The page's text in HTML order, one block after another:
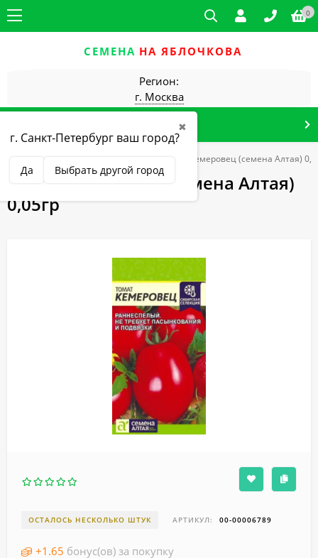
0
СЕМЕНА НА ЯБЛОЧКОВА
Регион:
г. Москва
✖
г. Санкт-Петербург ваш город?
Да Выбрать другой город
Томаты, перец, баклажаны Томат Кемеровец (семена Алтая)
Томат Кемеровец (семена Алтая)
0,05гр
ОСТАЛОСЬ НЕСКОЛЬКО ШТУК АРТИКУЛ: 00-00006789
+1.65 бонус(ов) за покупку